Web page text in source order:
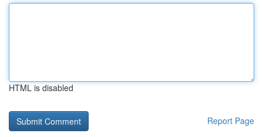
HTML is disabled
Report Page